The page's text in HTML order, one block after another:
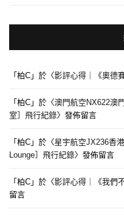
「 柏C 」於〈影評心得｜《奧德
「 柏C 」於〈澳門航空NX622澳
室］飛行紀錄〉發佈留言
「 柏C 」於〈星宇航空JX236香
Lounge］飛行紀錄〉發佈留言
「 柏C 」於〈影評心得｜《我們
留言